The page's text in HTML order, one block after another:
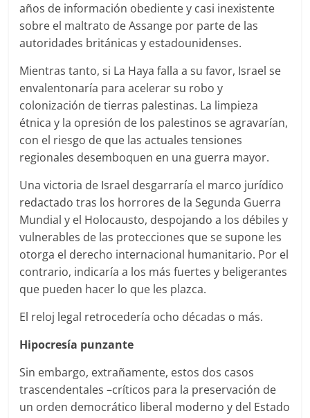
años de información obediente y casi inexistente
sobre el maltrato de Assange por parte de las
autoridades británicas y estadounidenses.
Mientras tanto, si La Haya falla a su favor, Israel se
envalentonaría para acelerar su robo y
colonización de tierras palestinas. La limpieza
étnica y la opresión de los palestinos se agravarían,
con el riesgo de que las actuales tensiones
regionales desemboquen en una guerra mayor.
Una victoria de Israel desgarraría el marco jurídico
redactado tras los horrores de la Segunda Guerra
Mundial y el Holocausto, despojando a los débiles y
vulnerables de las protecciones que se supone les
otorga el derecho internacional humanitario. Por el
contrario, indicaría a los más fuertes y beligerantes
que pueden hacer lo que les plazca.
El reloj legal retrocedería ocho décadas o más.
Hipocresía punzante
Sin embargo, extrañamente, estos dos casos
trascendentales –críticos para la preservación de
un orden democrático liberal moderno y del Estado